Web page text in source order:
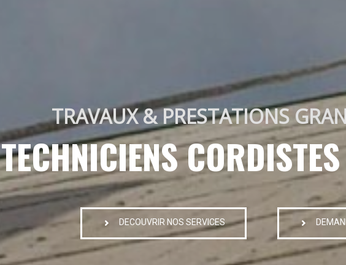
TRAVAUX & PRESTATIONS
TECHNICIENS
DECOUVRIR NOS SERVICES